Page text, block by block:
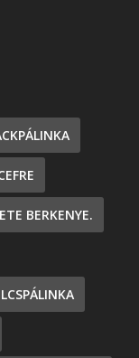
BERKENYE.